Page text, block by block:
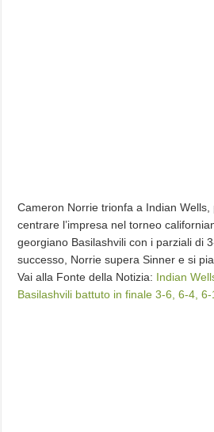
Cameron Norrie trionfa a Indian Wells,
centrare l’impresa nel torneo
georgiano Basilashvili con i parziali di
successo, Norrie supera Sinner e si
Vai alla Fonte della Notizia: Indian
Basilashvili battuto in finale 3-6, 6-4, 6-